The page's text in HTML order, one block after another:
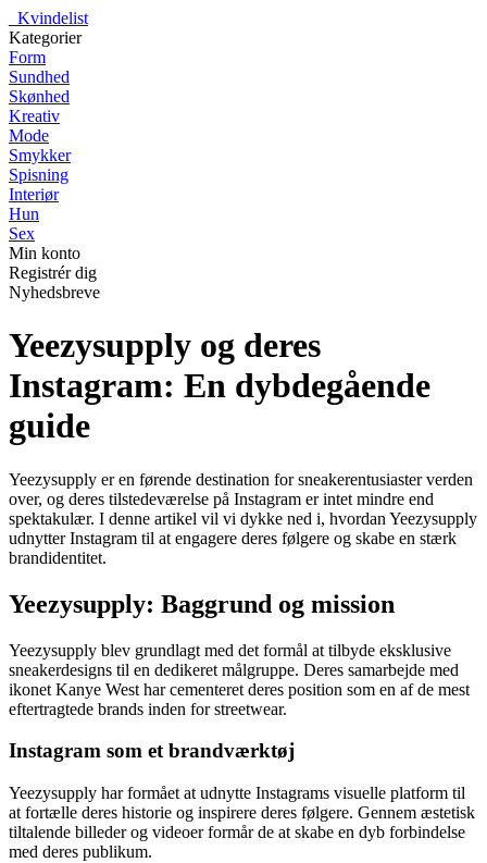
Kvindelist
Kategorier
Form
Sundhed
Skønhed
Kreativ
Mode
Smykker
Spisning
Interiør
Hun
Sex
Min konto
Registrér dig
Nyhedsbreve
Yeezysupply og deres
Instagram: En dybdegående
guide
Yeezysupply er en førende destination for sneakerentusiaster verden
over, og deres tilstedeværelse på Instagram er intet mindre end
spektakulær. I denne artikel vil vi dykke ned i, hvordan Yeezysupply
udnytter Instagram til at engagere deres følgere og skabe en stærk
brandidentitet.
Yeezysupply: Baggrund og mission
Yeezysupply blev grundlagt med det formål at tilbyde eksklusive
sneakerdesigns til en dedikeret målgruppe. Deres samarbejde med
ikonet Kanye West har cementeret deres position som en af de mest
eftertragtede brands inden for streetwear.
Instagram som et brandværktøj
Yeezysupply har formået at udnytte Instagrams visuelle platform til
at fortælle deres historie og inspirere deres følgere. Gennem æstetisk
tiltalende billeder og videoer formår de at skabe en dyb forbindelse
med deres publikum.